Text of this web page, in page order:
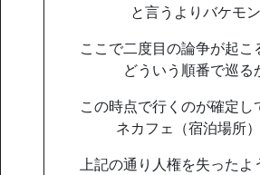
と言うよりバケモン
ここで二度目の論争が起こ
どういう順番で巡る
この時点で行くのが確定し
ネカフェ（宿泊場所）
上記の通り人権を失った